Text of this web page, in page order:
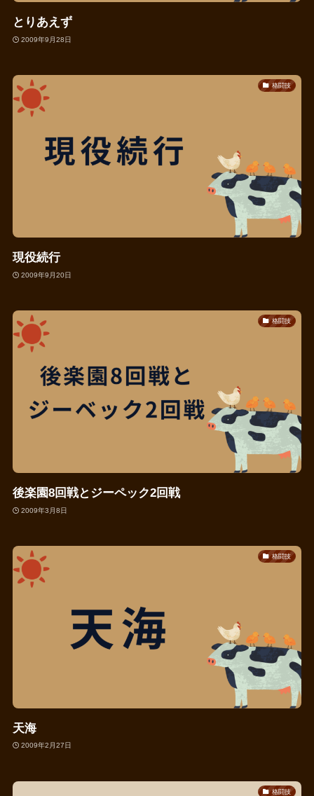
とりあえず
2009年9月28日
格闘技
現役続行
2009年9月20日
格闘技
後楽園8回戦とジーペック2回戦
2009年3月8日
格闘技
天海
2009年2月27日
格闘技